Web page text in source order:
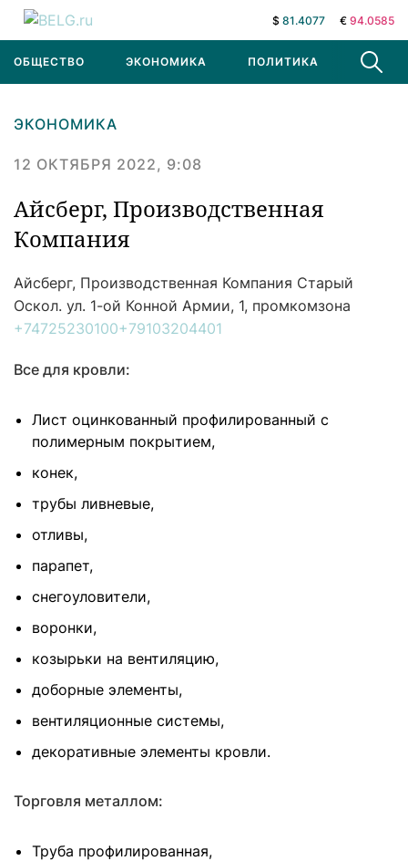
$ 81.4077 € 94.0585
ОБЩЕСТВО ЭКОНОМИКА ПОЛИТИКА В МИРЕ
ЭКОНОМИКА
12 ОКТЯБРЯ 2022, 9:08
Айсберг, Производственная
Компания
Айсберг, Производственная Компания Старый
Оскол. ул. 1-ой Конной Армии, 1, промкомзона
+74725230100+79103204401
Все для кровли:
Лист оцинкованный профилированный с
полимерным покрытием,
конек,
трубы ливневые,
отливы,
парапет,
снегоуловители,
воронки,
козырьки на вентиляцию,
доборные элементы,
вентиляционные системы,
декоративные элементы кровли.
Торговля металлом:
Труба профилированная,